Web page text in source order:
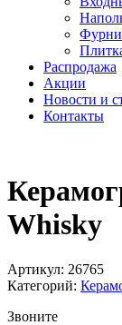
Распродажа
Акции
Новости и
Контакты
Whisky
Артикул: 26765
Категорий:
Звоните